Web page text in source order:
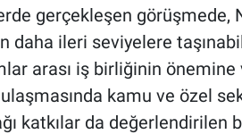
gerçekleşen görüşmede,
daha ileri seviyelere
arası iş birliğinin önemine
kamu ve özel
katkılar da değerlendirilen